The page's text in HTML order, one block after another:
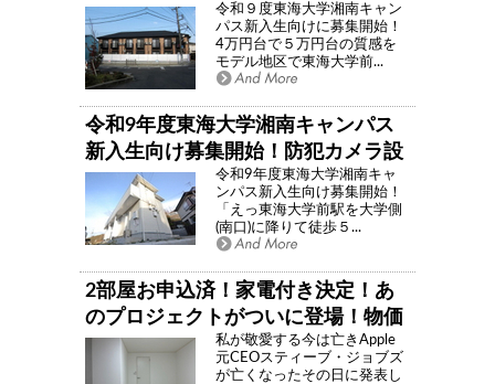
し込み済！家電付き！（洗濯機・冷
蔵庫）！4万円台で5万円台の質感
を！東海大学前駅徒歩4分インター
ネット使い放題賃貸アパート「ネイ
チャーハウス」
令和９度東海大学湘南キャン
パス新入生向けに募集開始！
4万円台で５万円台の質感を
モデル地区で東海大学前...
令和9年度東海大学湘南キャンパス
新入生向け募集開始！防犯カメラ設
置！残り１部屋！家電付き！！建築
後10年の小田急線東海大学前駅徒歩
徒歩5分インターネット使い放題賃
貸アパートで５万円切り「フォレス
トヒルズ」
令和9年度東海大学湘南キャ
ンパス新入生向け募集開始！
「えっ東海大学前駅を大学側
(南口)に降りて徒歩５...
2部屋お申込済！家電付き決定！あ
のプロジェクトがついに登場！物価
高騰化を受けて家賃3,000円緊急値
下げ！伝説のプロジェクト「パルプ
私が敬愛する今は亡きApple
元CEOスティーブ・ジョブズ
が亡くなったその日に発表し